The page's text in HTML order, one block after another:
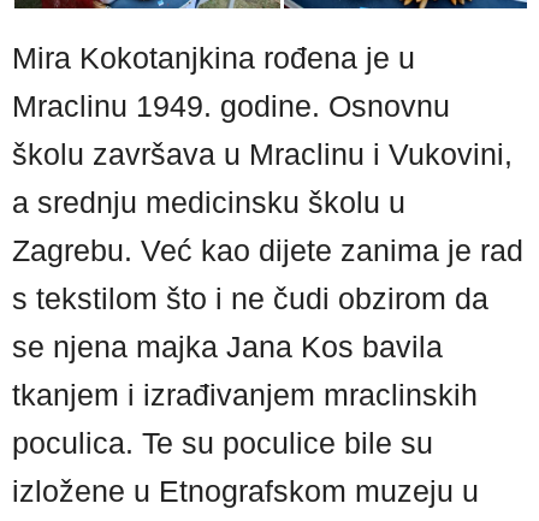
Mira Kokotanjkina rođena je u
Mraclinu 1949. godine. Osnovnu
školu završava u Mraclinu i Vukovini,
a srednju medicinsku školu u
Zagrebu. Već kao dijete zanima je rad
s tekstilom što i ne čudi obzirom da
se njena majka Jana Kos bavila
tkanjem i izrađivanjem mraclinskih
poculica. Te su poculice bile su
izložene u Etnografskom muzeju u